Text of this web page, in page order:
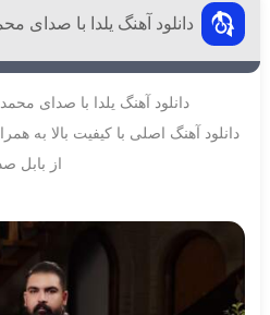
دانلود آهنگ یلدا با صدای
دانلود آهنگ یلدا با صدای
دانلود آهنگ اصلی با کیفیت بالا به
از بابل